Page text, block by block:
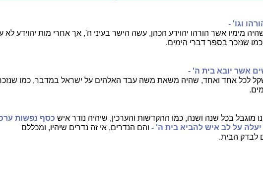
וגו' -
מימיו אשר הורהו יהוידע הכהן, עשה הישר בעיני ה', אך אחרי מות יהוידע לא
שנזכר בספר דברי הימים.
אשר יובא בית ה' -
לכל אחד ואחד, שהיה משאת משה עבד האלהים על ישראל במדבר, כמו
מוגבל בכל שנה ושנה, כמו ההקדשות והערכין, שיהיה נודר איש כסף נפשות
על לב איש להביא בית ה' - והם הנדרים, אי זה נדרים שיהיו, ומכללם
לבדק הבית.